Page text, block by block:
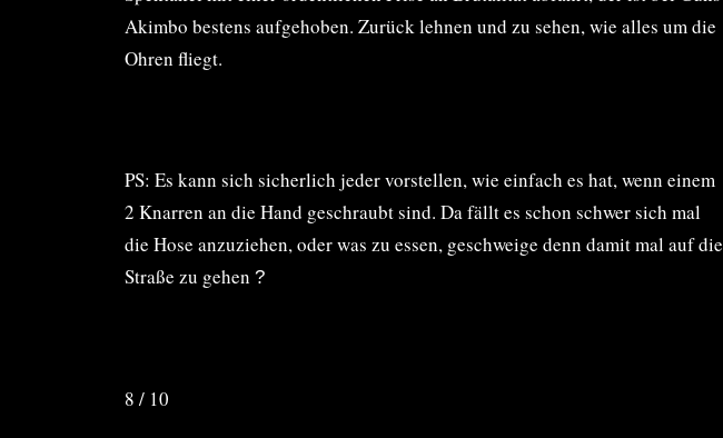
Akimbo bestens aufgehoben. Zurück lehnen und zu sehen, wie alles um die
Ohren fliegt.
PS: Es kann sich sicherlich jeder vorstellen, wie einfach es hat, wenn einem
2 Knarren an die Hand geschraubt sind. Da fällt es schon schwer sich mal
die Hose anzuziehen, oder was zu essen, geschweige denn damit mal auf die
Straße zu gehen ?
8 / 10